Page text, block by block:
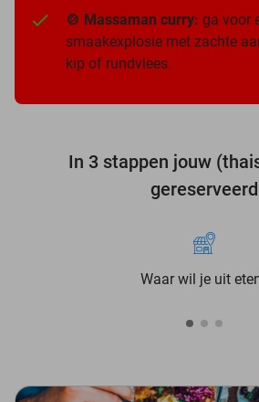
🍲 Massaman curry: ga voor
smaakexplosie met zachte
kip of rundvlees.
In 3 stappen jouw
gereserveerd
Waar wil je uit